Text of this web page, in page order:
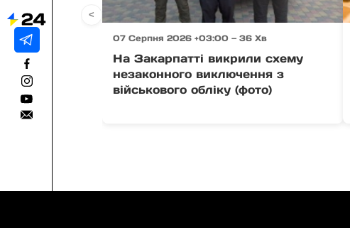
07 Серпня 2026 +03:00 — 36 Хв
На Закарпатті викрили схему
незаконного виключення з
військового обліку (фото)
<